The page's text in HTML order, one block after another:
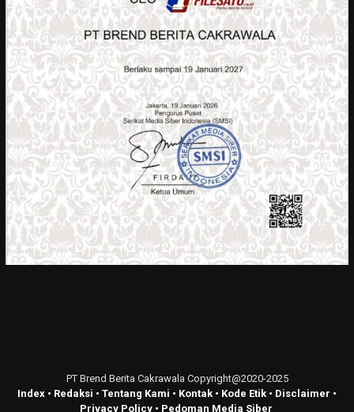
PT Brend Berita Cakrawala Copyright@2020-2025
Index • Redaksi • Tentang Kami • Kontak • Kode Etik • Disclaimer •
Privacy Policy• Pedoman Media Siber